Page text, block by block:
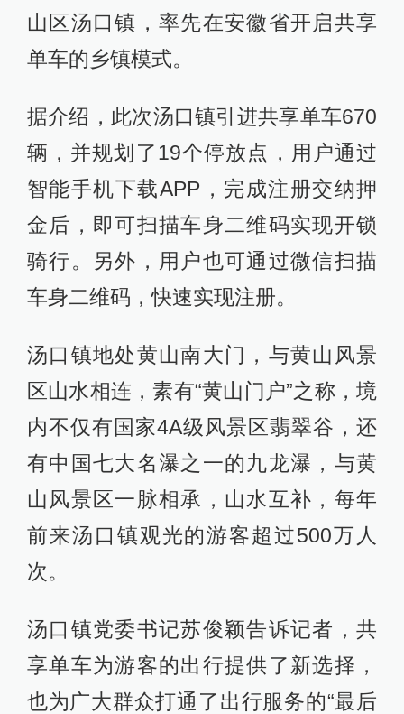
山区汤口镇，率先在安徽省开启共享
单车的乡镇模式。
据介绍，此次汤口镇引进共享单车670
辆，并规划了19个停放点，用户通过
智能手机下载APP，完成注册交纳押
金后，即可扫描车身二维码实现开锁
骑行。另外，用户也可通过微信扫描
车身二维码，快速实现注册。
汤口镇地处黄山南大门，与黄山风景
区山水相连，素有“黄山门户”之称，境
内不仅有国家4A级风景区翡翠谷，还
有中国七大名瀑之一的九龙瀑，与黄
山风景区一脉相承，山水互补，每年
前来汤口镇观光的游客超过500万人
次。
汤口镇党委书记苏俊颖告诉记者，共
享单车为游客的出行提供了新选择，
也为广大群众打通了出行服务的“最后